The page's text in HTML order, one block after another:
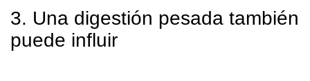
3. Una digestión pesada también
puede influir